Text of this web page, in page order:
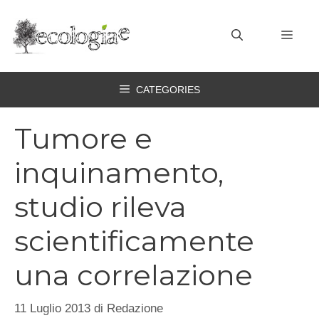
contenuto
CATEGORIES
Tumore e
inquinamento,
studio rileva
scientificamente
una correlazione
11 Luglio 2013 di Redazione